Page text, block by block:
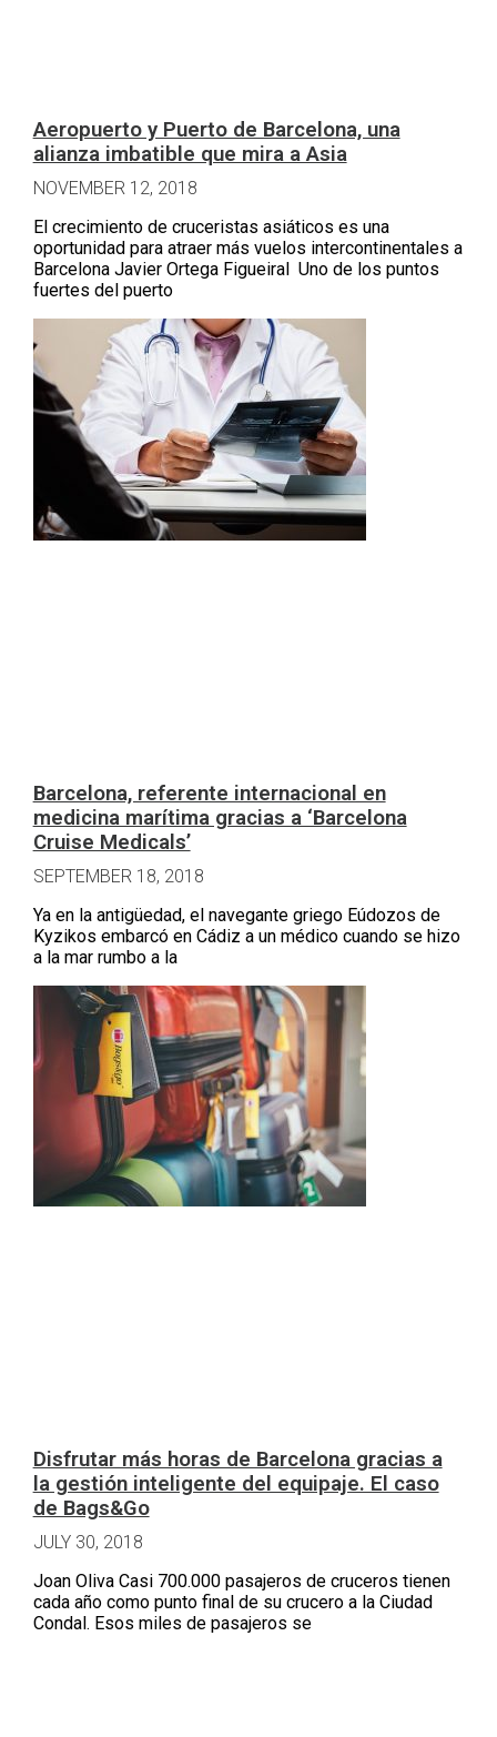
Aeropuerto y Puerto de Barcelona, una
alianza imbatible que mira a Asia
NOVEMBER 12, 2018
El crecimiento de cruceristas asiáticos es una
oportunidad para atraer más vuelos intercontinentales a
Barcelona Javier Ortega Figueiral Uno de los puntos
fuertes del puerto
Barcelona, referente internacional en
medicina marítima gracias a ‘Barcelona
Cruise Medicals’
SEPTEMBER 18, 2018
Ya en la antigüedad, el navegante griego Eúdozos de
Kyzikos embarcó en Cádiz a un médico cuando se hizo
a la mar rumbo a la
Disfrutar más horas de Barcelona gracias a
la gestión inteligente del equipaje. El caso
de Bags&Go
JULY 30, 2018
Joan Oliva Casi 700.000 pasajeros de cruceros tienen
cada año como punto final de su crucero a la Ciudad
Condal. Esos miles de pasajeros se